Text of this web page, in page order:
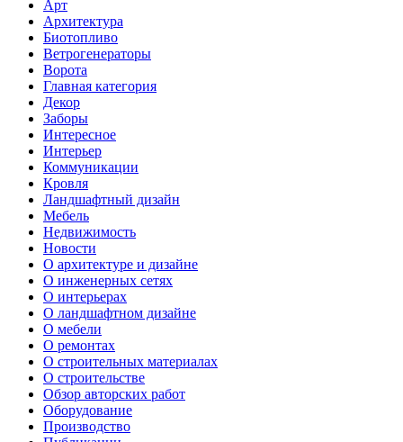
Арт
Архитектура
Биотопливо
Ветрогенераторы
Ворота
Главная категория
Декор
Заборы
Интересное
Интерьер
Коммуникации
Кровля
Ландшафтный дизайн
Мебель
Недвижимость
Новости
О архитектуре и дизайне
О инженерных сетях
О интерьерах
О ландшафтном дизайне
О мебели
О ремонтах
О строительных материалах
О строительстве
Обзор авторских работ
Оборудование
Производство